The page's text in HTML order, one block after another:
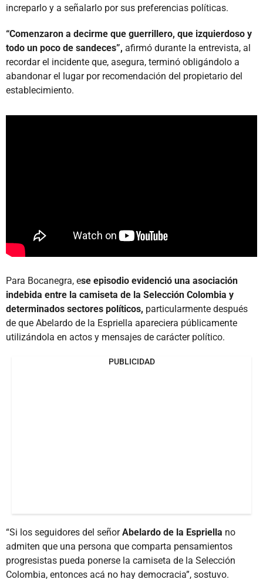
increparlo y a señalarlo por sus preferencias políticas.
“Comenzaron a decirme que guerrillero, que izquierdoso y
todo un poco de sandeces”, afirmó durante la entrevista, al
recordar el incidente que, asegura, terminó obligándolo a
abandonar el lugar por recomendación del propietario del
establecimiento.
Para Bocanegra, ese episodio evidenció una asociación
indebida entre la camiseta de la Selección Colombia y
determinados sectores políticos, particularmente después
de que Abelardo de la Espriella apareciera públicamente
utilizándola en actos y mensajes de carácter político.
PUBLICIDAD
“Si los seguidores del señorAbelardo de la Espriella no
admiten que una persona que comparta pensamientos
progresistas pueda ponerse la camiseta de la Selección
Colombia, entonces acá no hay democracia”, sostuvo.